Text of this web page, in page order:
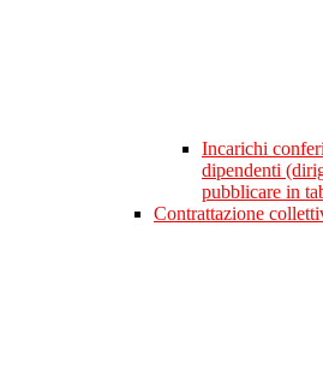
Incarichi
dipendenti
pubblicare in
Contrattazione